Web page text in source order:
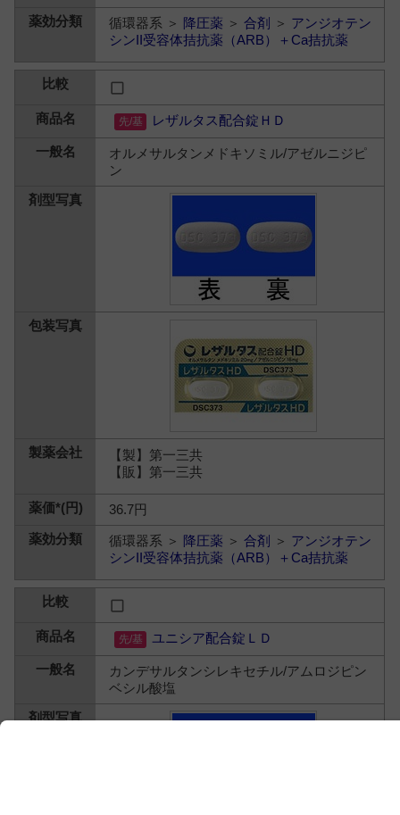
循環器系 ＞ 降圧薬 ＞合剤 ＞ アンジオテン
シンII受容体拮抗薬（ARB）＋Ca拮抗薬
レザルタス配合錠ＨＤ
オルメサルタンメドキソミル/アゼルニジピ
ン
【製】第一三共
【販】第一三共
36.7円
循環器系 ＞ 降圧薬 ＞合剤 ＞ アンジオテン
シンII受容体拮抗薬（ARB）＋Ca拮抗薬
ユニシア配合錠ＬＤ
カンデサルタンシレキセチル/アムロジピン
ベシル酸塩